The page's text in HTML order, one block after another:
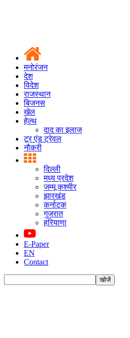
मनोरंजन
देश
विदेश
राजस्थान
बिजनस
खेल
हेल्थ
दाद का इलाज
टूर एंड ट्रेवल
नौकरी
दिल्ली
मध्य प्रदेश
जम्मू कश्मीर
झारखंड
कर्नाटक
गुजरात
हरियाणा
E-Paper
EN
Contact